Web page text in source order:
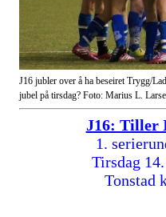
J16 jubler over å ha beseiret Trygg/
jubel på tirsdag? Foto: Marius L.
J16: Tiller
1.
Tirsdag
Tonstad